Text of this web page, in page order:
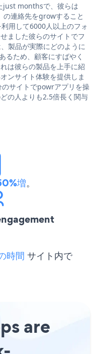
just monthsで、彼らは
の連絡先をgrowすること
用して6000人以上のフォ
ました彼らのサイトでフ
製品が実際にどのように
るため、顧客にすばやく
は彼らの製品を上手に紹
ンサイト体験を提供しま
サイトでpowrアプリを操
の人よりも2.5倍長く関与
増。
時間 サイト内で
are